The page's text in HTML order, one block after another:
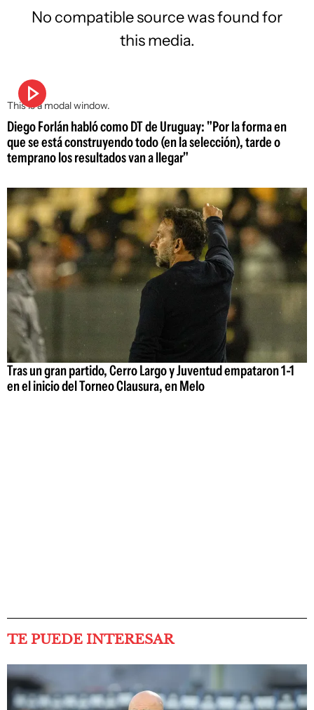
This is a modal window.
No compatible source was found for
this media.
Diego Forlán habló como DT de Uruguay: "Por la forma en
que se está construyendo todo (en la selección), tarde o
temprano los resultados van a llegar"
Tras un gran partido, Cerro Largo y Juventud empataron 1-1
en el inicio del Torneo Clausura, en Melo
TE PUEDE INTERESAR